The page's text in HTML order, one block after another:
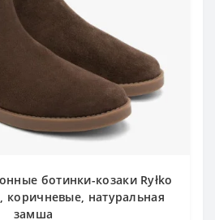
ботинки-козаки Ryłko
коричневые, натуральная
замша